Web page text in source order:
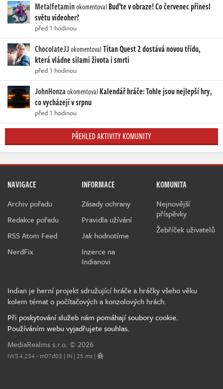
Metalfetaminokomentoval Buďte v obraze! Co červenec přinesl
světu videoher?
před 1 hodinou
ChocolateJJokomentovalTitan Quest 2 dostává novou třídu,
která vládne silami života i smrti
před 1 hodinou
JohnHonzaokomentoval Kalendář hráče: Tohle jsou nejlepší hry,
co vycházejí v srpnu
před 1 hodinou
PŘEHLED AKTIVITY KOMUNITY
NAVIGACE
Archiv pořadu
Redakce pořadu
RSS Atom Feed
NerdFix
INFORMACE
Zásady ochrany
Pravidla užívání
Jak hodnotíme
Inzerce na
Indianovi
KOMUNITA
Nejnovější
příspěvky
Žebříček uživatelů
Indian je herní projekt sdružující hráče a hráčky všeho věku
kolem témat o počítačových a konzolových hrách.
Při poskytování služeb nám pomáhají soubory cookie.
Používáním webu vyjadřujete souhlas.
MediaRealms s.r.o. © 2026
IWS 4.234 - m07d03 | IN | 25 ms |